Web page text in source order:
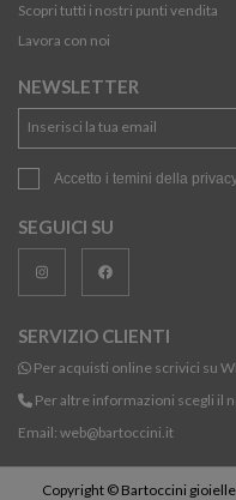
Scopri tutti i nostri punti vendita
Lavora con noi
NEWSLETTER
Accetto i temini della
SEGUICI SU
SERVIZIO CLIENTI
Per acquisti online scrivici su
Per altre informazioni scegli il
Email: web@bartoccini.it
Copyright © Bartoccini